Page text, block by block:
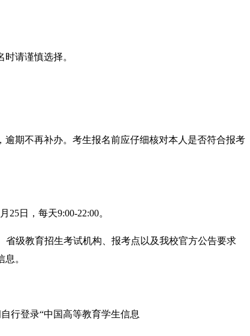
请谨慎选择。
， 逾期不再补办。考生报名前应仔细核对本人是否符合报考
月 25日，每天9:00-22:00。
省级教育招生考试机构、报考点以及我校官方公告要求
。
行登录“中国高等教育学生信息